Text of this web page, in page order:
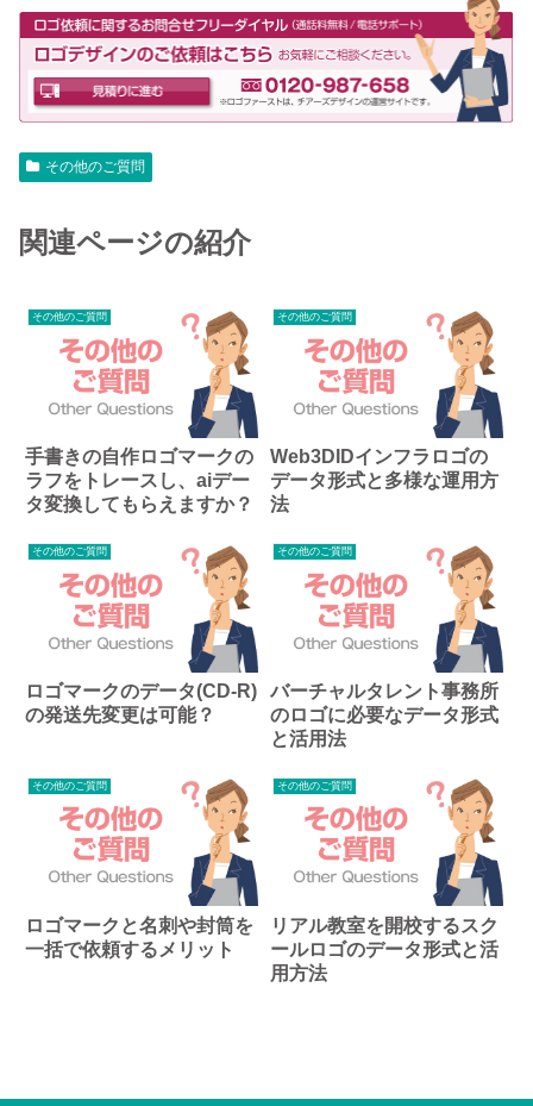
その他のご質問
関連ページの紹介
その他のご質問
手書きの自作ロゴマークの
ラフをトレースし、aiデー
タ変換してもらえますか？
その他のご質問
Web3DIDインフラロゴの
データ形式と多様な運用方
法
その他のご質問
ロゴマークのデータ(CD-R)
の発送先変更は可能？
その他のご質問
バーチャルタレント事務所
のロゴに必要なデータ形式
と活用法
その他のご質問
ロゴマークと名刺や封筒を
一括で依頼するメリット
その他のご質問
リアル教室を開校するスク
ールロゴのデータ形式と活
用方法